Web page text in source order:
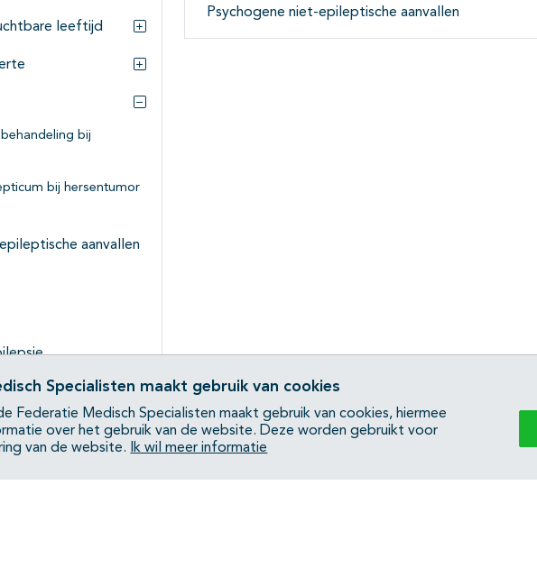
Subpagina's open- en dichtklappen
leeftijd
bij
bij hersentumor
aanvallen
Subpagina's open- en dichtklappen
Psychogene niet-epileptische aanvallen
Specialisten maakt gebruik van cookies
Federatie Medisch Specialisten maakt gebruik van cookies, hiermee
over het gebruik van de website. Deze worden gebruikt voor
van de website.
Ik wil meer informatie